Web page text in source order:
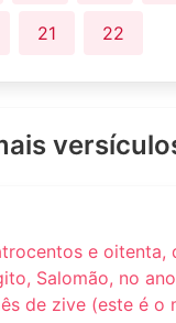
21 22
e oitenta,
Salomão, no
de zive (este é o